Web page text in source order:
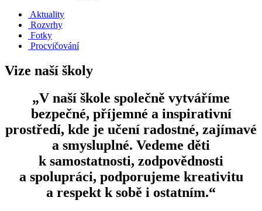
Aktuality
Rozvrhy
Fotky
Procvičování
Vize naší školy
„V naší škole společně vytváříme
bezpečné, příjemné a inspirativní
prostředí, kde je učení radostné, zajímavé
a smysluplné. Vedeme děti
k samostatnosti, zodpovědnosti
a spolupráci, podporujeme kreativitu
a respekt k sobě i ostatním.“